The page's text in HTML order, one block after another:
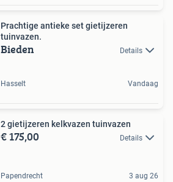
Prachtige antieke set gietijzeren
tuinvazen.
Bieden Details
Hasselt Vandaag
2 gietijzeren kelkvazen tuinvazen
€ 175,00 Details
Papendrecht 3 aug 26